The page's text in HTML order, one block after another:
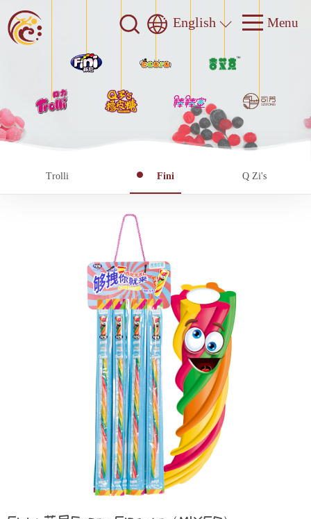
English
Trolli Fini Q Zi's